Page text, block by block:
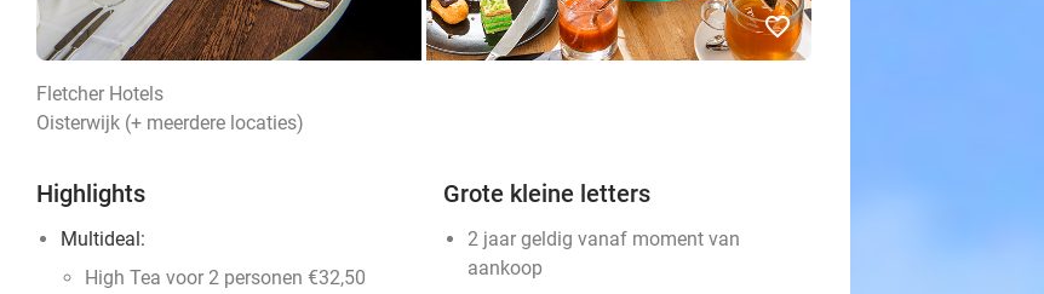
favorite_border
Fletcher Hotels
Oisterwijk (+ meerdere locaties)
Highlights
Multideal:
High Tea voor 2 personen €32,50
Grote kleine letters
2 jaar geldig vanaf moment van
aankoop